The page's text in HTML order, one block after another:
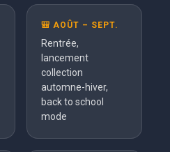
🎒 AOÛT – SEPT.
Rentrée,
lancement
collection
automne-hiver,
back to school
mode